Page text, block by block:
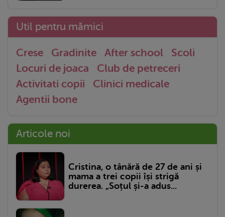
Util pentru mămici
Crese Gradinite After school
Scoli
Locuri de joaca
Club de petreceri
Activitati copii
Clinici medicale
Agentii bone
Articole noi
Cristina, o tânără de 27 de ani și
mama a trei copii își strigă
durerea. „Soțul și-a adus...